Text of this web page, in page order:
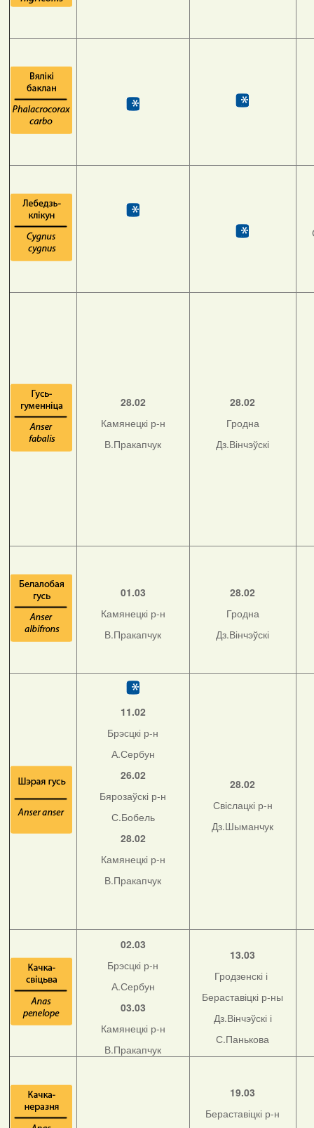
28.02
Камянецкі р-н
В.Пракапчук
28.02
Гродна
Дз.Вінчэўскі
01.03
Камянецкі р-н
В.Пракапчук
28.02
Гродна
Дз.Вінчэўскі
11.02
Брэсцкі р-н
А.Сербун
26.02
Бярозаўскі р-н
С.Бобель
28.02
Камянецкі р-н
В.Пракапчук
28.02
Свіслацкі р-н
Дз.Шыманчук
02.03
Брэсцкі р-н
А.Сербун
03.03
Камянецкі р-н
В.Пракапчук
13.03
Гродзенскі і
Бераставіцкі р-ны
Дз.Вінчэўскі і
С.Панькова
19.03
Бераставіцкі р-н